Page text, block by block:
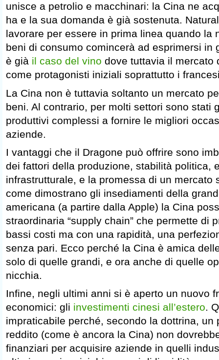
unisce a petrolio e macchinari: la Cina ne
ha e la sua domanda è già sostenuta.
lavorare per essere in prima linea quando la
beni di consumo comincerà ad esprimersi in
è già il caso del vino dove tuttavia il mercato
come protagonisti iniziali soprattutto i
La Cina non è tuttavia soltanto un mercato
beni. Al contrario, per molti settori sono stati
produttivi complessi a fornire le migliori
aziende.
I vantaggi che il Dragone può offrire sono
dei fattori della produzione, stabilità politica,
infrastrutturale, e la promessa di un mercato
come dimostrano gli insediamenti della
americana (a partire dalla Apple) la Cina
straordinaria “supply chain” che permette di
bassi costi ma con una rapidità, una
senza pari. Ecco perché la Cina è amica
solo di quelle grandi, e ora anche di quelle
nicchia.
Infine, negli ultimi anni si è aperto un nuovo
economici: gli investimenti cinesi all’estero.
impraticabile perché, secondo la dottrina, un
reddito (come è ancora la Cina) non
finanziari per acquisire aziende in quelli